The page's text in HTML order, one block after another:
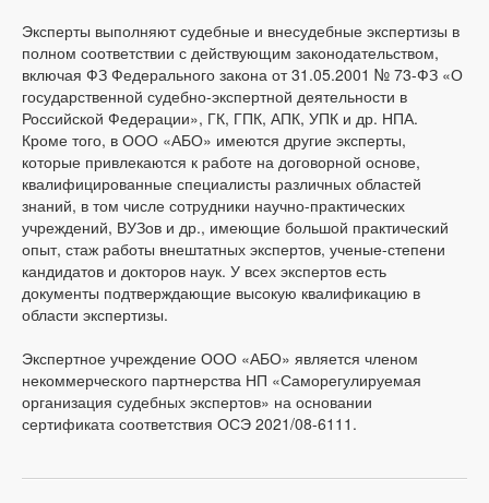
Эксперты выполняют судебные и внесудебные экспертизы в
полном соответствии с действующим законодательством,
включая ФЗ Федерального закона от 31.05.2001 № 73-ФЗ «О
государственной судебно-экспертной деятельности в
Российской Федерации», ГК, ГПК, АПК, УПК и др. НПА.
Кроме того, в ООО «АБО» имеются другие эксперты,
которые привлекаются к работе на договорной основе,
квалифицированные специалисты различных областей
знаний, в том числе сотрудники научно-практических
учреждений, ВУЗов и др., имеющие большой практический
опыт, стаж работы внештатных экспертов, ученые-степени
кандидатов и докторов наук. У всех экспертов есть
документы подтверждающие высокую квалификацию в
области экспертизы.
Экспертное учреждение ООО «АБО» является членом
некоммерческого партнерства НП «Саморегулируемая
организация судебных экспертов» на основании
сертификата соответствия ОСЭ 2021/08-6111.